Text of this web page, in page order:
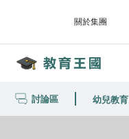
關於集團
討論區 幼兒教育